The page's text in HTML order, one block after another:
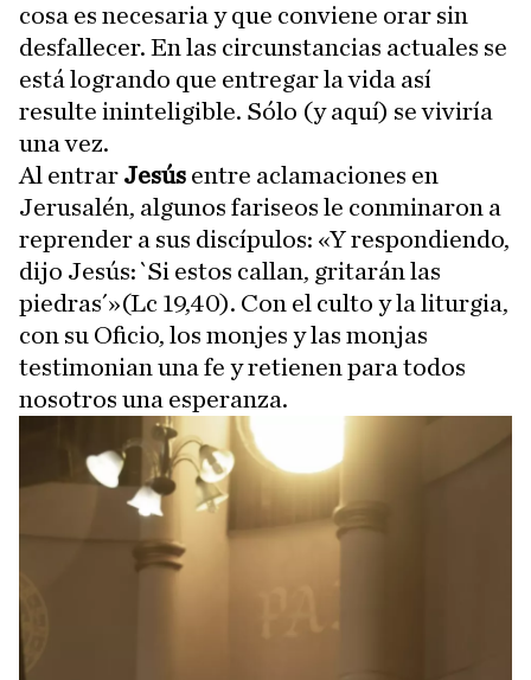
cosa es necesaria y que conviene orar sin
desfallecer. En las circunstancias actuales se
está logrando que entregar la vida así
resulte ininteligible. Sólo (y aquí) se viviría
una vez.
Al entrar Jesús entre aclamaciones en
Jerusalén, algunos fariseos le conminaron a
reprender a sus discípulos: «Y respondiendo,
dijo Jesús: `Si estos callan, gritarán las
piedras´»(Lc 19,40). Con el culto y la liturgia,
con su Oficio, los monjes y las monjas
testimonian una fe y retienen para todos
nosotros una esperanza.